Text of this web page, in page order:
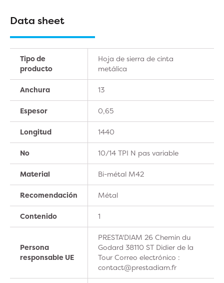
Data sheet
Tipo de
producto
Hoja de sierra de cinta
metálica
Anchura 13
Espesor 0,65
Longitud 1440
No 10/14 TPI N pas variable
Material Bi-métal M42
Recomendación Métal
Contenido 1
Persona
responsable UE
PRESTA'DIAM 26 Chemin du
Godard 38110 ST Didier de la
Tour Correo electrónico :
contact@prestadiam.fr